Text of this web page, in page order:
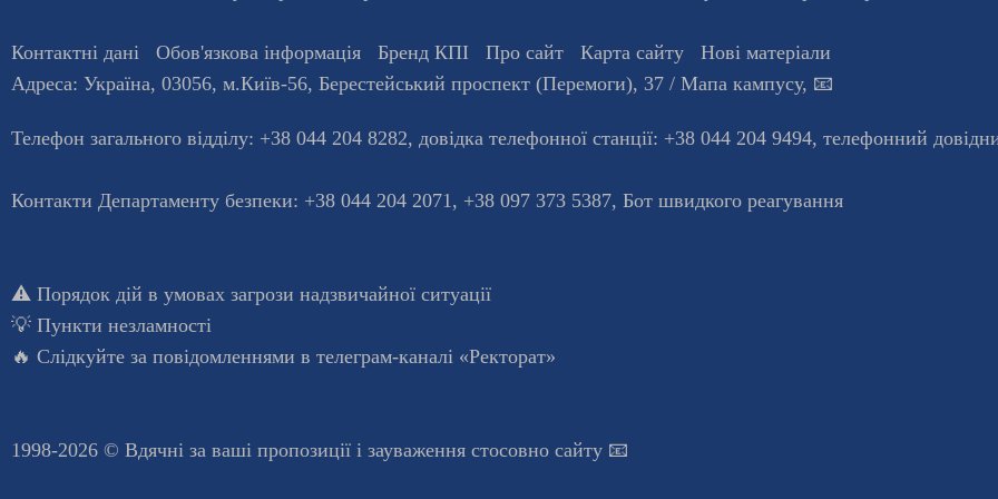
Контактні дані Обов'язкова інформація Бренд КПІ Про сайт Карта сайту
Нові матеріали
Адреса: Україна, 03056, м.Київ-56, Берестейський проспект (Перемоги), 37 / Мапа кампусу, 📧
Телефон загального відділу: +38 044 204 8282, довiдка телефонної станцiї: +38 044 204 9494, телефонний
Контакти Департаменту безпеки: +38 044 204 2071, +38 097 373 5387, Бот швидкого реагування
⚠️ Порядок дій в умовах загрози надзвичайної ситуації
💡 Пункти незламності
🔥 Слідкуйте за повідомленнями в телеграм-каналі «Ректорат»
1998-2026 © Вдячні за ваші пропозиції і зауваження стосовно сайту 📧